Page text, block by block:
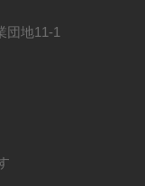
団地11-1